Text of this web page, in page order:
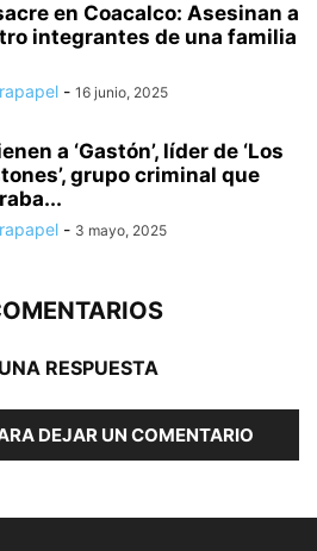
en Coacalco: Asesinan a
integrantes de una familia
- 16 junio, 2025
a ‘Gastón’, líder de ‘Los
grupo criminal que
- 3 mayo, 2025
RESPUESTA
DEJAR UN COMENTARIO